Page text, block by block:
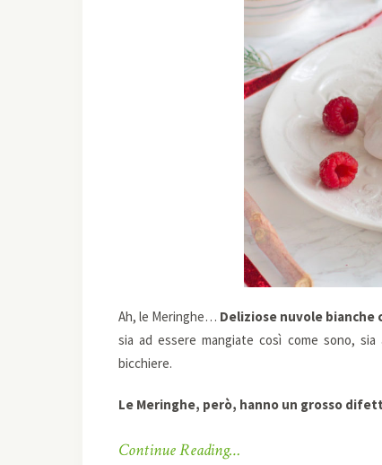
Ah, le Meringhe… Deliziose nuvole bianche
sia ad essere mangiate così come sono,
bicchiere.
Le Meringhe, però, hanno un grosso
Continue Reading…